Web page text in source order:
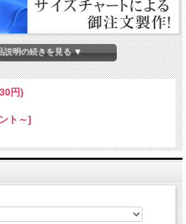
ください。
説明の続きを見る ▼
円)
ト～]